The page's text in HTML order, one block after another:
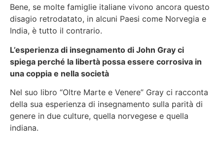
Bene, se molte famiglie italiane vivono ancora questo
disagio retrodatato, in alcuni Paesi come Norvegia e
India, è tutto il contrario.
L’esperienza di insegnamento di John Gray ci
spiega perché la libertà possa essere corrosiva in
una coppia e nella società
Nel suo libro “Oltre Marte e Venere” Gray ci racconta
della sua esperienza di insegnamento sulla parità di
genere in due culture, quella norvegese e quella
indiana.